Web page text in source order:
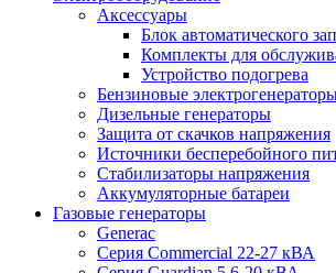
Аксессуары
Блок автоматического
Комплекты для
Устройство подогрева
Бензиновые
Дизельные генераторы
Защита от скачков напряжения
Источники бесперебойного
Стабилизаторы напряжения
Аккумуляторные батареи
Газовые генераторы
Generac
Серия Commercial 22-27 кВА